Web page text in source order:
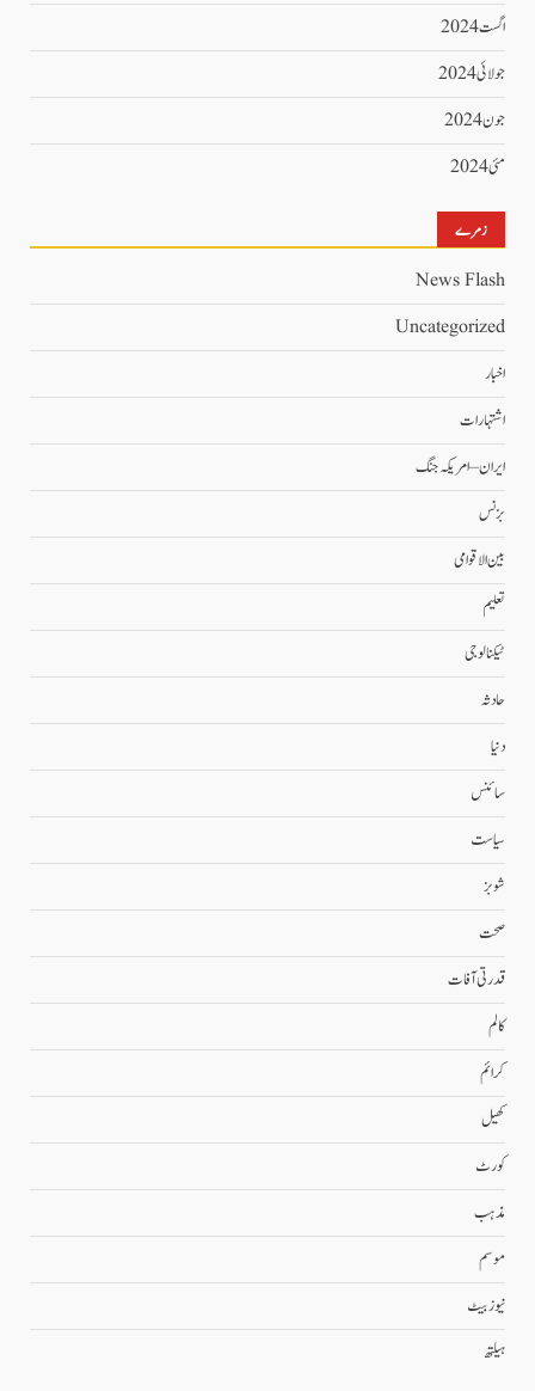
اگست 2024
جولائی 2024
جون 2024
مئی 2024
زمرے
News Flash
Uncategorized
اخبار
اشتہارات
ایران – امریکہ جنگ
بزنس
بین الاقوامی
تعلیم
ٹیکنالوجی
حادثہ
دنیا
سائنس
سیاست
شوبز
صحت
قدرتی آفات
کالم
کرائم
کھیل
کورٹ
مذہب
موسم
نیوز بیٹ
ہیلتھ